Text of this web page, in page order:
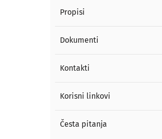
Propisi
Dokumenti
Kontakti
Korisni linkovi
Česta pitanja